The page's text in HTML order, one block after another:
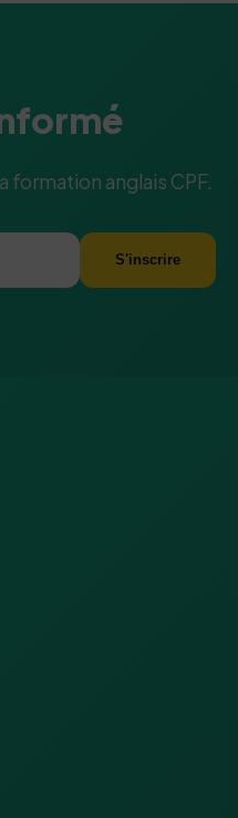
formation anglais CPF.
S'inscrire